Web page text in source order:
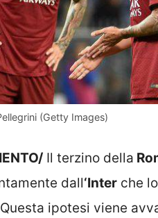
(Getty Images)
Il terzino della
dall‘Inter che
ipotesi viene